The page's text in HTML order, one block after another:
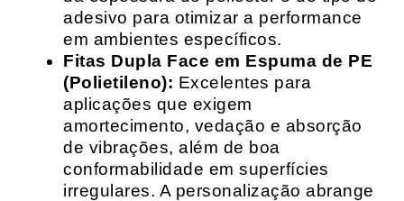
adesivo para otimizar a performance
em ambientes específicos.
Fitas Dupla Face em Espuma de PE
(Polietileno): Excelentes para
aplicações que exigem
amortecimento, vedação e absorção
de vibrações, além de boa
conformabilidade em superfícies
irregulares. A personalização abrange